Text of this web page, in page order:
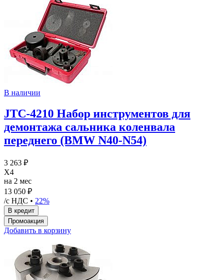
В наличии
JTC-4210 Набор инструментов для
демонтажа сальника коленвала
переднего (BMW N40-N54)
3 263 ₽
X4
на 2 мес
13 050 ₽
/с НДС • 22%
Добавить в корзину